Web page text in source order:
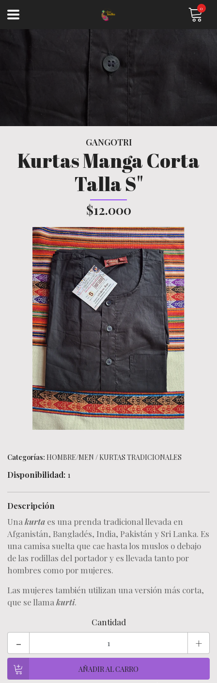
0
GANGOTRI
Kurtas Manga Corta
Talla S"
$12.000
Categorías: HOMBRE/MEN /KURTAS TRADICIONALES
Disponibilidad: 1
Descripción
Una kurta es una prenda tradicional llevada en
Afganistán, Bangladés, India, Pakistán y Sri Lanka. Es
una camisa suelta que cae hasta los muslos o debajo
de las rodillas del portador y es llevada tanto por
hombres como por mujeres.
Las mujeres también utilizan una versión más corta,
que se llama kurti.
Cantidad
- +